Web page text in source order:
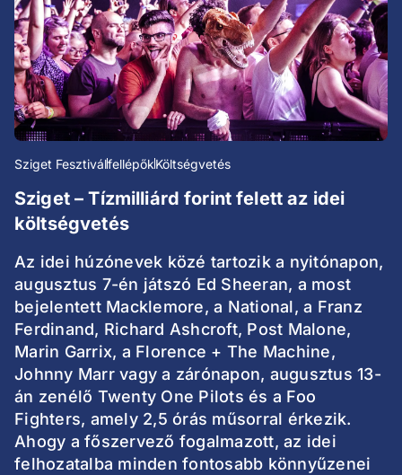
Sziget FesztiválfellépőkKöltségvetés
Sziget – Tízmilliárd forint felett az idei
költségvetés
Az idei húzónevek közé tartozik a nyitónapon,
augusztus 7-én játszó Ed Sheeran, a most
bejelentett Macklemore, a National, a Franz
Ferdinand, Richard Ashcroft, Post Malone,
Marin Garrix, a Florence + The Machine,
Johnny Marr vagy a zárónapon, augusztus 13-
án zenélő Twenty One Pilots és a Foo
Fighters, amely 2,5 órás műsorral érkezik.
Ahogy a főszervező fogalmazott, az idei
felhozatalba minden fontosabb könnyűzenei